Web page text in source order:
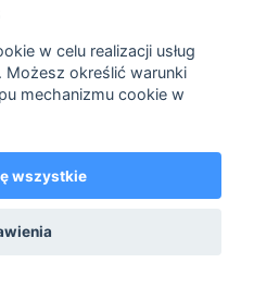
hi-res lo-res
w celu realizacji usług
. Możesz określić warunki
mechanizmu cookie w
wszystkie